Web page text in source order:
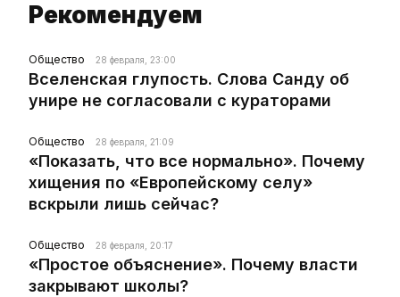
Рекомендуем
Общество 28 февраля, 23:00
Вселенская глупость. Слова Санду об
унире не согласовали с кураторами
Общество 28 февраля, 21:09
«Показать, что все нормально». Почему
хищения по «Европейскому селу»
вскрыли лишь сейчас?
Общество 28 февраля, 20:17
«Простое объяснение». Почему власти
закрывают школы?